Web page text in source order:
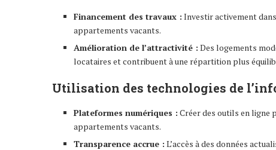
Financement des travaux : Investir activement
appartements vacants.
Amélioration de l’attractivité : Des logements
locataires et contribuent à une répartition plus
Utilisation des technologies de
Plateformes numériques : Créer des outils en ligne
appartements vacants.
Transparence accrue : L’accès à des données